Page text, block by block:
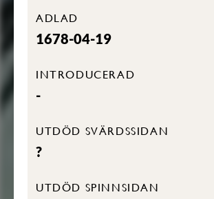
ADLAD
1678-04-19
INTRODUCERAD
-
UTDÖD SVÄRDSSIDAN
?
UTDÖD SPINNSIDAN